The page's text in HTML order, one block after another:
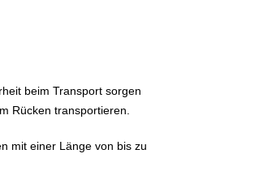
beim Transport sorgen
Rücken transportieren.
mit einer Länge von bis zu